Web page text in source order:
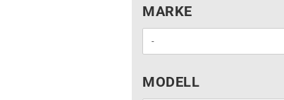
MARKE
MARKE
MODELL
MODELL